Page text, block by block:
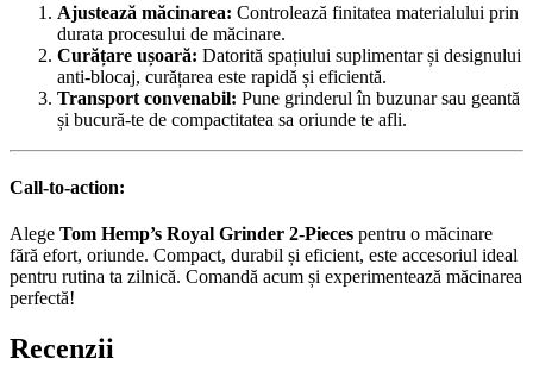
Ajustează măcinarea: Controlează finitatea materialului prin
durata procesului de măcinare.
Curățare ușoară: Datorită spațiului suplimentar și designului
anti-blocaj, curățarea este rapidă și eficientă.
Transport convenabil: Pune grinderul în buzunar sau geantă
și bucură-te de compactitatea sa oriunde te afli.
Call-to-action:
Alege Tom Hemp’s Royal Grinder 2-Pieces pentru o măcinare
fără efort, oriunde. Compact, durabil și eficient, este accesoriul ideal
pentru rutina ta zilnică. Comandă acum și experimentează măcinarea
perfectă!
Recenzii